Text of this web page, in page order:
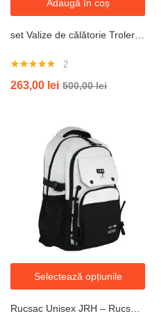
Adaugă în coș
5.00din 5
2
263,00 lei 500,00lei
Selectează opțiunile